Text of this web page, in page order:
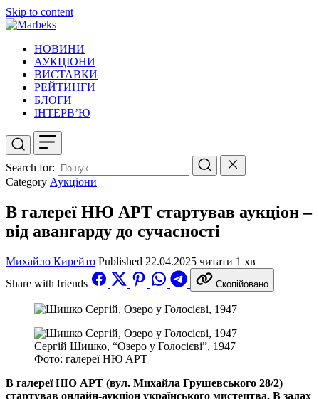
Skip to content
НОВИНИ
АУКЦІОНИ
ВИСТАВКИ
РЕЙТИНГИ
БЛОГИ
ІНТЕРВ’Ю
Search for:
Category Аукціони
В галереї НЮ АРТ стартував аукціон –
від авангарду до сучасності
Михайло Кирейто Published 22.04.2025 читати 1 хв
Share with friends
Скопійовано
Сергій Шишко, “Озеро у Голосієві”, 1947
Фото: галереї НЮ АРТ
В галереї НЮ АРТ (вул. Михайла Грушевського 28/2)
стартував онлайн-аукціон українського мистецтва. В залах